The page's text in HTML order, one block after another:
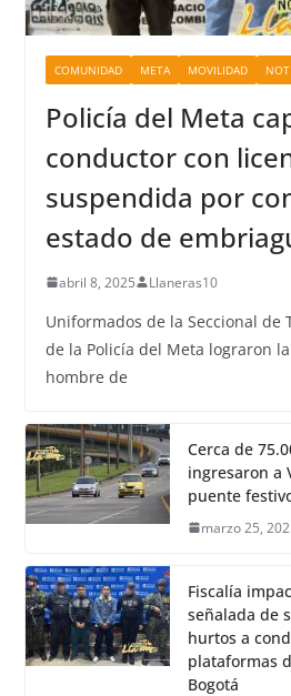
COMUNIDAD META MOVILIDAD
Policía del Meta
conductor con
suspendida por
estado de
abril 8, 2025 Llaneras10
Uniformados de la Seccional de
de la Policía del Meta lograron
hombre de
Cerca de
ingresaron a
puente
marzo 25,
Fiscalía
señalada de
hurtos a
plataformas
Bogotá